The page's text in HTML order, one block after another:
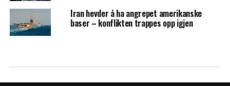
Iran hevder å ha angrepet amerikanske
baser – konflikten trappes opp igjen